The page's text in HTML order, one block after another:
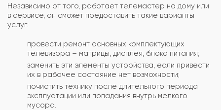
Независимо от того, работает телемастер на дому или
в сервисе, он сможет предоставить такие варианты
услуг:
провести ремонт основных комплектующих
телевизора – матрицы, дисплея, блока питания;
заменить эти элементы устройства, если привести
их в рабочее состояние нет возможности;
почистить технику после длительного периода
эксплуатации или попадания внутрь мелкого
мусора.